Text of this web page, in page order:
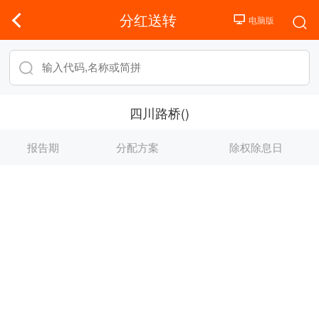
分红送转
四川路桥()
报告期 分配方案 除权除息日